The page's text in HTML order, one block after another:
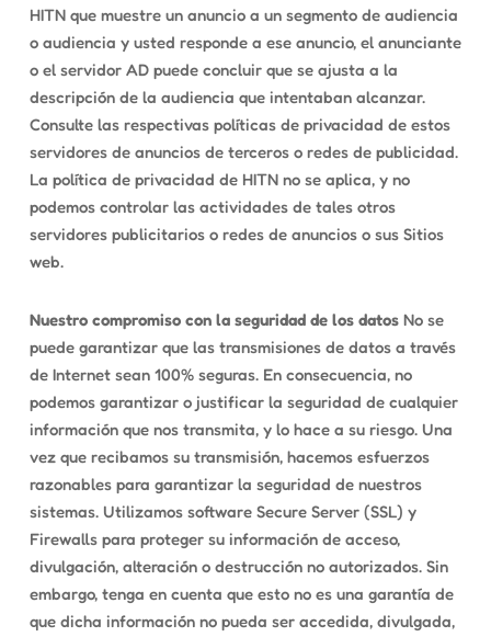
HITN que muestre un anuncio a un segmento de audiencia
o audiencia y usted responde a ese anuncio, el anunciante
o el servidor AD puede concluir que se ajusta a la
descripción de la audiencia que intentaban alcanzar.
Consulte las respectivas políticas de privacidad de estos
servidores de anuncios de terceros o redes de publicidad.
La política de privacidad de HITN no se aplica, y no
podemos controlar las actividades de tales otros
servidores publicitarios o redes de anuncios o sus Sitios
web.
Nuestro compromiso con la seguridad de los datosNo se
puede garantizar que las transmisiones de datos a través
de Internet sean 100% seguras. En consecuencia, no
podemos garantizar o justificar la seguridad de cualquier
información que nos transmita, y lo hace a su riesgo. Una
vez que recibamos su transmisión, hacemos esfuerzos
razonables para garantizar la seguridad de nuestros
sistemas. Utilizamos software Secure Server (SSL) y
Firewalls para proteger su información de acceso,
divulgación, alteración o destrucción no autorizados. Sin
embargo, tenga en cuenta que esto no es una garantía de
que dicha información no pueda ser accedida, divulgada,